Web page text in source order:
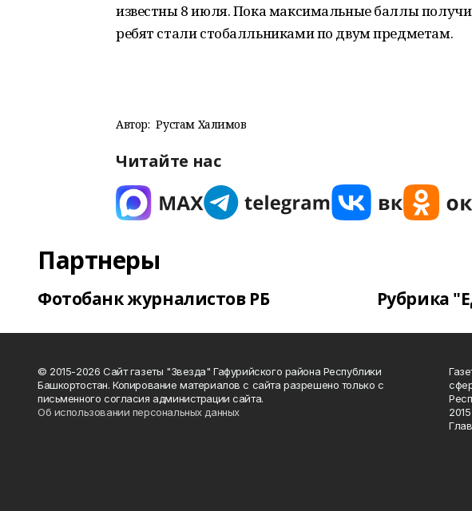
известны 8 июля. Пока максимальные баллы
ребят стали стобалльниками по двум предметам.
Автор: Рустам Халимов
Читайте нас
Партнеры
Фотобанк журналистов РБ Рубрика
© 2015-2026 Сайт газеты "Звезда" Гафурийского района Республики
Башкортостан. Копирование материалов с сайта разрешено только с
письменного согласия администрации сайта.
Об использовании персональных данных